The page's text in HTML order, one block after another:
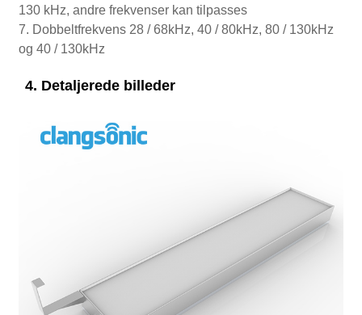
130 kHz, andre frekvenser kan tilpasses
7. Dobbeltfrekvens 28 / 68kHz, 40 / 80kHz, 80 / 130kHz
og 40 / 130kHz
4. Detaljerede billeder